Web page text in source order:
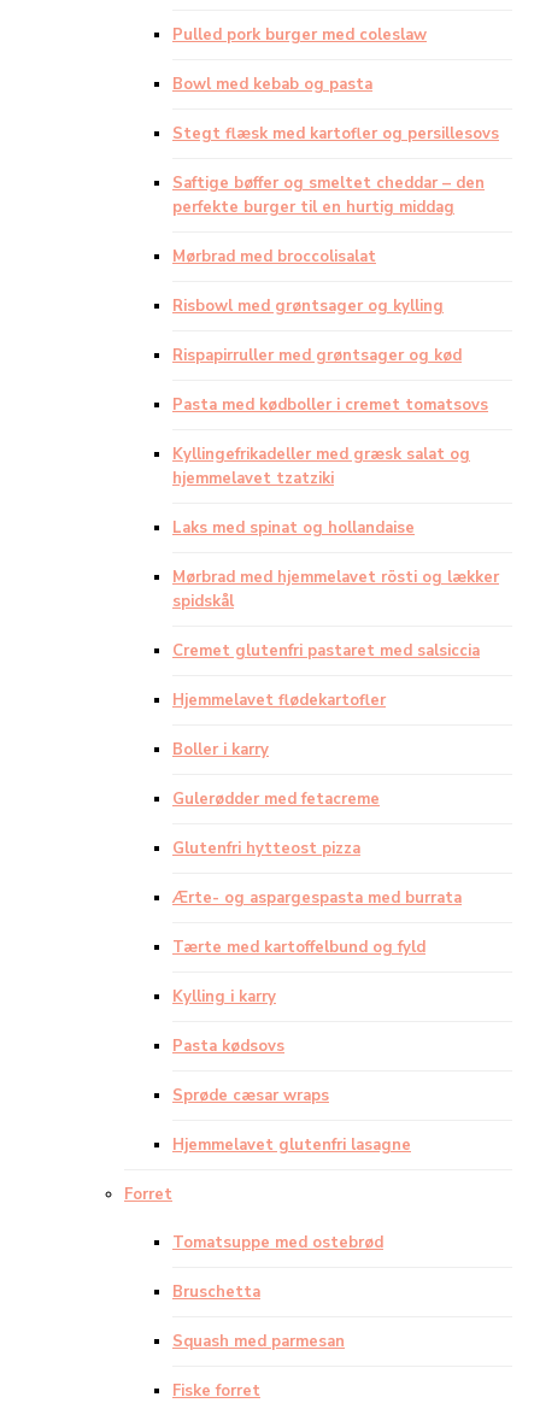
Pulled pork burger med coleslaw
Bowl med kebab og pasta
Stegt flæsk med kartofler og persillesovs
Saftige bøffer og smeltet cheddar – den
perfekte burger til en hurtig middag
Mørbrad med broccolisalat
Risbowl med grøntsager og kylling
Rispapirruller med grøntsager og kød
Pasta med kødboller i cremet tomatsovs
Kyllingefrikadeller med græsk salat og
hjemmelavet tzatziki
Laks med spinat og hollandaise
Mørbrad med hjemmelavet rösti og lækker
spidskål
Cremet glutenfri pastaret med salsiccia
Hjemmelavet flødekartofler
Boller i karry
Gulerødder med fetacreme
Glutenfri hytteost pizza
Ærte- og aspargespasta med burrata
Tærte med kartoffelbund og fyld
Kylling i karry
Pasta kødsovs
Sprøde cæsar wraps
Hjemmelavet glutenfri lasagne
Forret
Tomatsuppe med ostebrød
Bruschetta
Squash med parmesan
Fiske forret